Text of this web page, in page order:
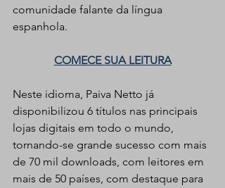
comunidade falante da língua
espanhola.
COMECE SUA LEITURA
Neste idioma, Paiva Netto já
disponibilizou 6 títulos nas principais
lojas digitais em todo o mundo,
tornando-se grande sucesso com mais
de 70 mil downloads, com leitores em
mais de 50 países, com destaque para